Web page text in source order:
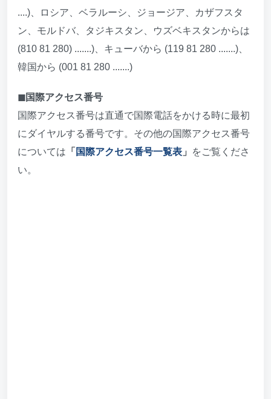
....)、ロシア、ベラルーシ、ジョージア、カザフスタ
ン、モルドバ、タジキスタン、ウズベキスタンからは
(810 81 280) .......)、キューバから (119 81 280 .......)、
韓国から (001 81 280 .......)
◼︎国際アクセス番号
国際アクセス番号は直通で国際電話をかける時に最初
にダイヤルする番号です。その他の国際アクセス番号
については 「 国際アクセス番号一覧表 」
をご覧くださ
い。